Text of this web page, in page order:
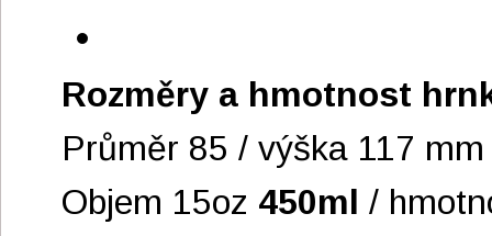
Rozměry a hmotnost
Průměr 85 / výška 117 mm
Objem 15oz 450ml /